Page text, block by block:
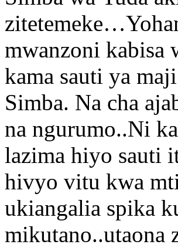
mwanzoni kabisa
kama sauti ya
Simba. Na cha
na ngurumo..Ni
lazima hiyo sauti
hivyo vitu kwa
ukiangalia spika
mikutano..utaona